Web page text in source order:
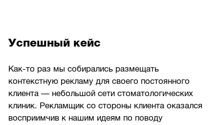
Успешный кейс
Как-то раз мы собирались размещать
контекстную рекламу для своего постоянного
клиента — небольшой сети стоматологических
клиник. Рекламщик со стороны клиента оказался
восприимчив к нашим идеям по поводу